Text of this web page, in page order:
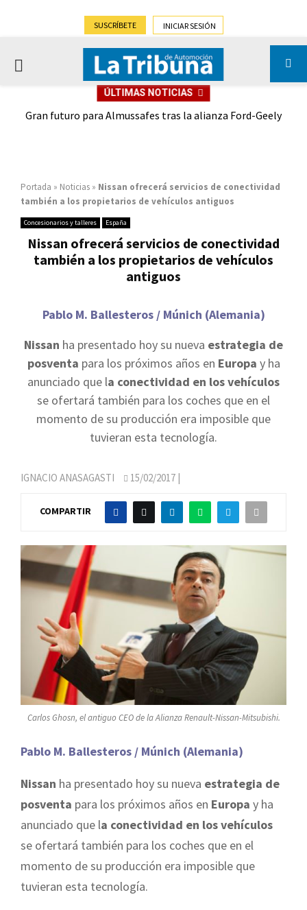
SUSCRÍBETE INICIAR SESIÓN
PRIMARY
ÚLTIMAS NOTICIAS
Gran futuro para Almussafes tras la alianza Ford-Geely
Portada » Noticias » Nissan ofrecerá servicios de conectividad
también a los propietarios de vehículos antiguos
Concesionarios y talleres España
Nissan ofrecerá servicios de conectividad
también a los propietarios de vehículos
antiguos
Pablo M. Ballesteros / Múnich (Alemania)
Nissan ha presentado hoy su nueva estrategia de
posventa para los próximos años en Europa y ha
anunciado que la conectividad en los vehículos
se ofertará también para los coches que en el
momento de su producción era imposible que
tuvieran esta tecnología.
IGNACIO ANASAGASTI 15/02/2017 |
COMPARTIR
Carlos Ghosn, el antiguo CEO de la Alianza Renault-Nissan-Mitsubishi.
Pablo M. Ballesteros / Múnich (Alemania)
Nissan ha presentado hoy su nueva estrategia de
posventa para los próximos años en Europa y ha
anunciado que la conectividad en los vehículos
se ofertará también para los coches que en el
momento de su producción era imposible que
tuvieran esta tecnología.